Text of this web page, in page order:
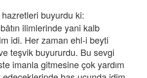
hazretleri buyurdu ki:
ilimlerinde yani kalb
idi. Her zaman ehl-i beyti
teşvik buyururdu. Bu sevgi
imanla gitmesine çok yardım